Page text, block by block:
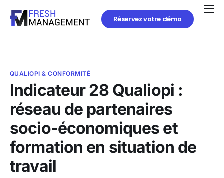
Réservez votre démo
QUALIOPI & CONFORMITÉ
Indicateur 28 Qualiopi :
réseau de partenaires
socio-économiques et
formation en situation de
travail